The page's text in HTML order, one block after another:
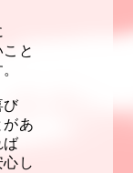
と
び
があ
ば
し